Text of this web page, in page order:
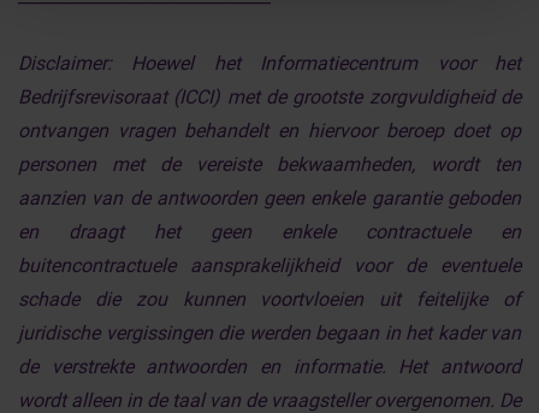
Disclaimer: Hoewel het Informatiecentrum voor het
Bedrijfsrevisoraat (ICCI) met de grootste zorgvuldigheid de
ontvangen vragen behandelt en hiervoor beroep doet op
personen met de vereiste bekwaamheden, wordt ten
aanzien van de antwoorden geen enkele garantie geboden
en draagt het geen enkele contractuele en
buitencontractuele aansprakelijkheid voor de eventuele
schade die zou kunnen voortvloeien uit feitelijke of
juridische vergissingen die werden begaan in het kader van
de verstrekte antwoorden en informatie. Het antwoord
wordt alleen in de taal van de vraagsteller overgenomen. De